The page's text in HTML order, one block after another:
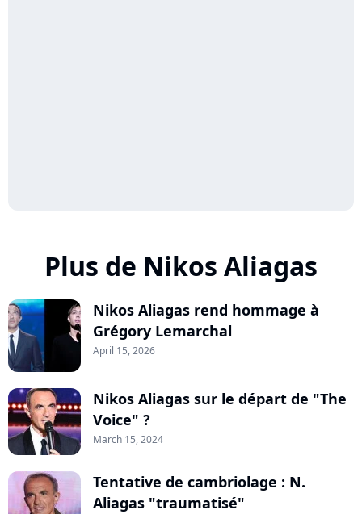
Plus de Nikos Aliagas
Nikos Aliagas rend hommage à
Grégory Lemarchal
April 15, 2026
Nikos Aliagas sur le départ de "The
Voice" ?
March 15, 2024
Tentative de cambriolage : N.
Aliagas "traumatisé"